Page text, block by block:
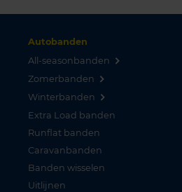
Autobanden
All-seasonbanden
Zomerbanden
Winterbanden
Extra Load banden
Runflat banden
Caravanbanden
Banden wisselen
Uitlijnen